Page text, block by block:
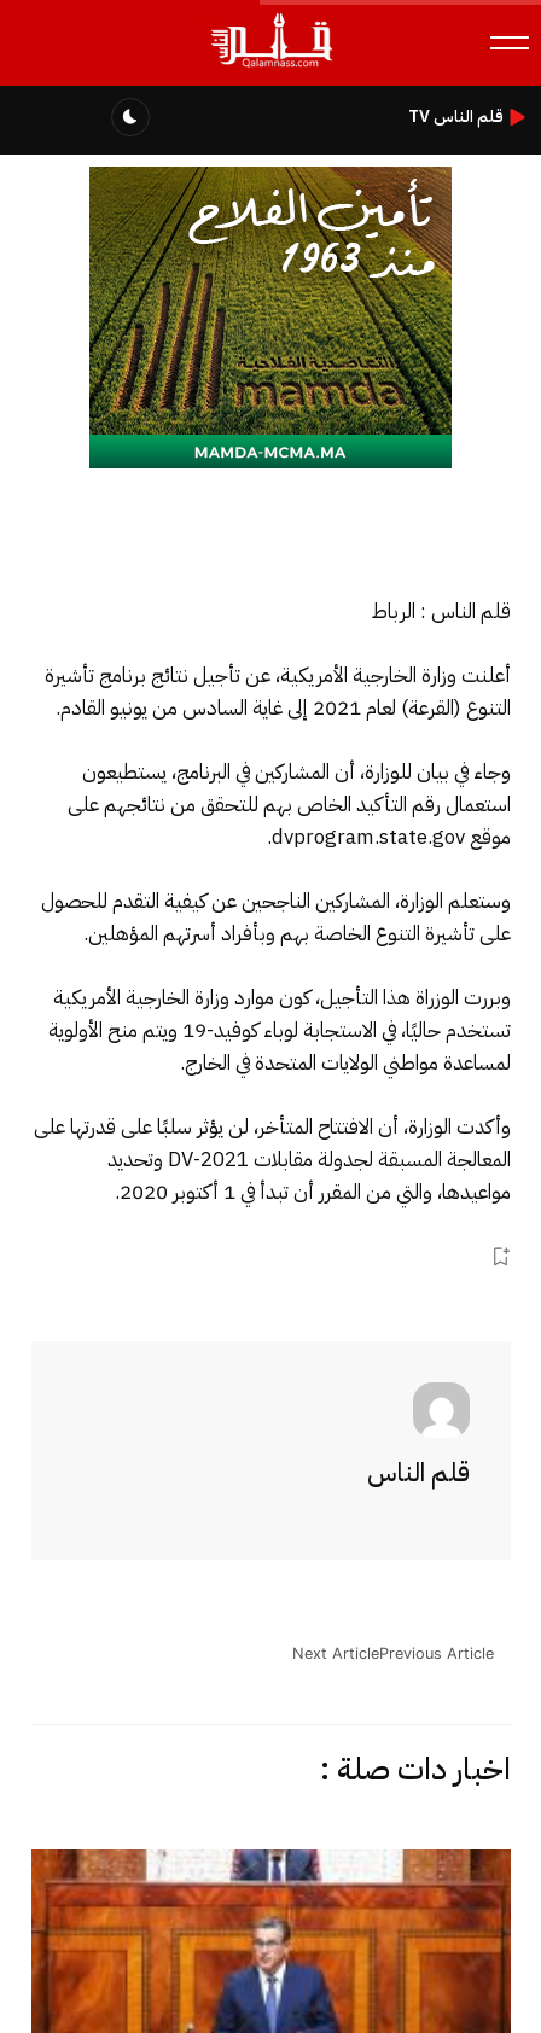
قلم الناس TV
قلم الناس : الرباط
أعلنت وزارة الخارجية الأمريكية، عن تأجيل نتائج برنامج تأشيرة
التنوع (القرعة) لعام 2021 إلى غاية السادس من يونيو القادم.
وجاء في بيان للوزارة، أن المشاركين في البرنامج، يستطيعون
استعمال رقم التأكيد الخاص بهم للتحقق من نتائجهم على
موقع dvprogram.state.gov.
وستعلم الوزارة، المشاركين الناجحين عن كيفية التقدم للحصول
على تأشيرة التنوع الخاصة بهم وبأفراد أسرتهم المؤهلين.
وبررت الوزراة هذا التأجيل، كون موارد وزارة الخارجية الأمريكية
تستخدم حاليًا، في الاستجابة لوباء كوفيد-19 ويتم منح الأولوية
لمساعدة مواطني الولايات المتحدة في الخارج.
وأكدت الوزارة، أن الافتتاح المتأخر، لن يؤثر سلبًا على قدرتها على
المعالجة المسبقة لجدولة مقابلات DV-2021 وتحديد
مواعيدها، والتي من المقرر أن تبدأ في 1 أكتوبر 2020.
قلم الناس
Previous Article
Next Article
اخبار دات صلة :